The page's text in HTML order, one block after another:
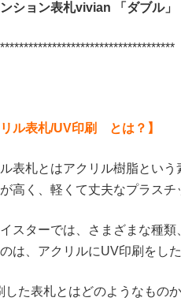
ション表札vivian 「ダブル」
リル表札/UV印刷 とは？】
表札とはアクリル樹脂とい
高く、軽くて丈夫なプラスチ
スターでは、さまざまな種
は、アクリルにUV印刷をした
した表札とはどのようなもの